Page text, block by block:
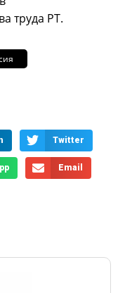
труда РТ.
Twitter
Email